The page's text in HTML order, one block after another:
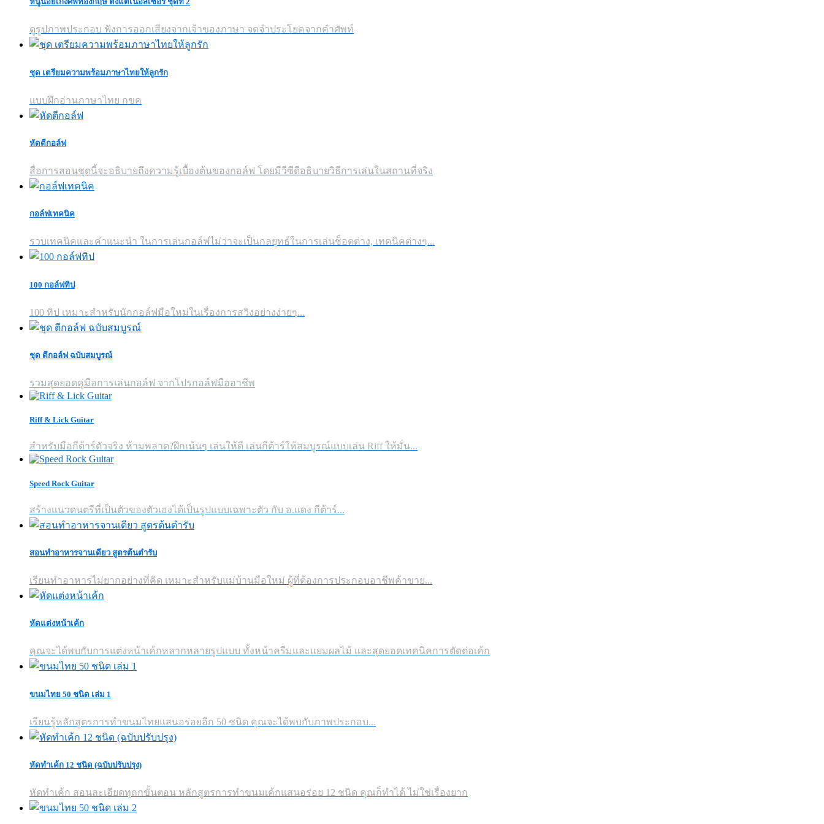
ดูรูปภาพประกอบ ฟังการออกเสียงจากเจ้าของภาษา จดจำประโยคจากคำศัพท์
ชุด เตรียมความพร้อมภาษาไทยให้ลูกรัก
แบบฝึกอ่านภาษาไทย กขค
หัดตีกอล์ฟ
สื่อการสอนชุดนี้จะอธิบายถึงความรู้เบื้องต้นของกอล์ฟ โดยมีวีซีดีอธิบายวิธีการเล่นในสถานที่จริง
กอล์ฟเทคนิค
รวบเทคนิคและคำแนะนำ ในการเล่นกอล์ฟไม่ว่าจะเป็นกลยุทธ์ในการเล่นช็อตต่าง, เทคนิคต่างๆ...
100 กอล์ฟทิป
100 ทิป เหมาะสำหรับนักกอล์ฟมือใหม่ในเรื่องการสวิงอย่างง่ายๆ...
ชุด ตีกอล์ฟ ฉบับสมบูรณ์
รวมสุดยอดคู่มือการเล่นกอล์ฟ จากโปรกอล์ฟมืออาชีพ
Riff & Lick Guitar
สำหรับมือกีต้าร์ตัวจริง ห้ามพลาด?ฝึกเน้นๆ เล่นให้ดี เล่นกีต้าร์ให้สมบูรณ์แบบเล่น Riff ให้มั่น...
Speed Rock Guitar
สร้างแนวดนตรีที่เป็นตัวของตัวเองได้เป็นรูปแบบเฉพาะตัว กับ อ.แดง กีต้าร์...
สอนทำอาหารจานเดียว สูตรต้นตำรับ
เรียนทำอาหารไม่ยากอย่างที่คิด เหมาะสำหรับแม่บ้านมือใหม่ ผู้ที่ต้องการประกอบอาชีพค้าขาย...
หัดแต่งหน้าเค้ก
คุณจะได้พบกับการแต่งหน้าเค้กหลากหลายรูปแบบ ทั้งหน้าครีมและแยมผลไม้ และสุดยอดเทคนิคการตัดต่อเค้ก
ขนมไทย 50 ชนิด เล่ม 1
เรียนรู้หลักสูตรการทำขนมไทยแสนอร่อยอีก 50 ชนิด คุณจะได้พบกับภาพประกอบ...
หัดทำเค้ก 12 ชนิด (ฉบับปรับปรุง)
หัดทำเค้ก สอนละเอียดทุถกขั้นตอน หลักสูตรการทำขนมเค้กแสนอร่อย 12 ชนิด คุณก็ทำได้ ไม่ใช่เรื่องยาก